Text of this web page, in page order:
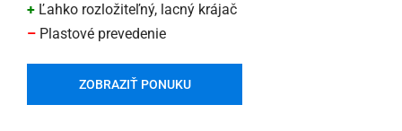
+ Ľahko rozložiteľný, lacný krájač
– Plastové prevedenie
ZOBRAZIŤ PONUKU